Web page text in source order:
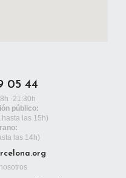
05 44
8h -21:30h
público:
las 15h)
las 14h)